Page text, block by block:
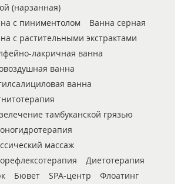
(нарзанная)
с пиниментолом
Ванна серная
с растительными экстрактами
лакричная ванна
ванна
ванна
тамбуканской грязью
массаж
Диетотерапия
Бювет SPA-центр
Флоатинг